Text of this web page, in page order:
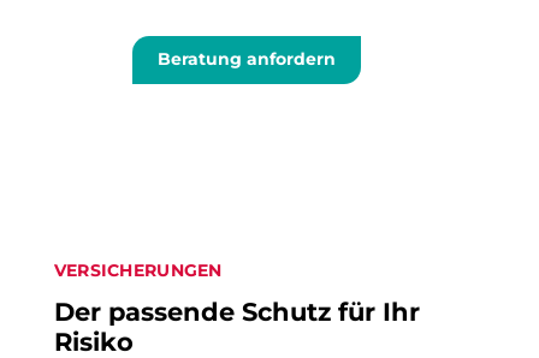
Beratung anfordern
VERSICHERUNGEN
Der passende Schutz für Ihr
Risiko